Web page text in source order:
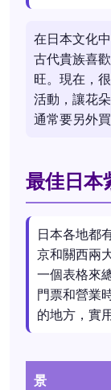
在日本文化
古代貴族喜
旺。現在，
活動，讓花
通常要另外
最佳日本
日本各地都
京和關西兩
一個表格來
門票和營業
的地方，實
景